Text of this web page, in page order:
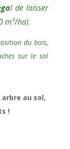
l de laisser
m³/ha).
du bois,
sur le sol
au sol,
!